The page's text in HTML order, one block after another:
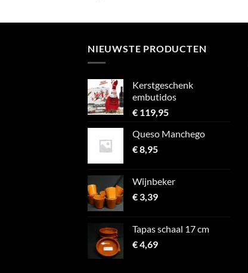
NIEUWSTE PRODUCTEN
Kerstgeschenk
embutidos
€ 119,95
Queso Manchego
€8,95
Wijnbeker
€3,39
Tapas schaal 17 cm
€4,69